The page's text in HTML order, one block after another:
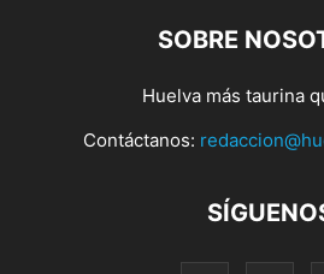
SOBRE
Huelva más taurina
Contáctanos: